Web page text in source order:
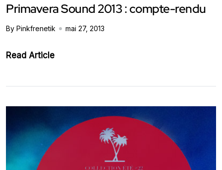
Primavera Sound 2013 : compte-rendu
By Pinkfrenetik mai 27, 2013
Read Article